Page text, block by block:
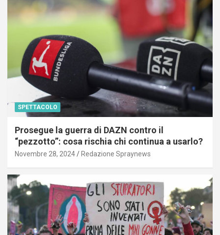
SPETTACOLO
Prosegue la guerra di DAZN contro il
“pezzotto”: cosa rischia chi continua a usarlo?
Novembre 28, 2024 Redazione Spraynews